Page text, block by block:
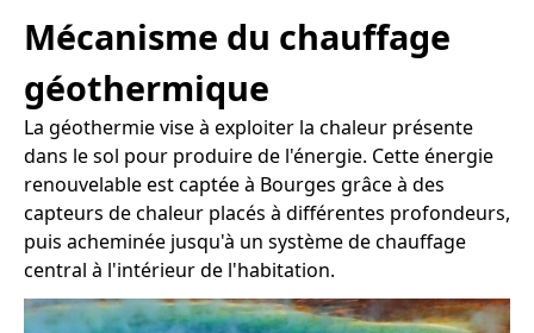
Mécanisme du chauffage
géothermique
La géothermie vise à exploiter la chaleur présente
dans le sol pour produire de l'énergie. Cette énergie
renouvelable est captée à Bourges grâce à des
capteurs de chaleur placés à différentes profondeurs,
puis acheminée jusqu'à un système de chauffage
central à l'intérieur de l'habitation.